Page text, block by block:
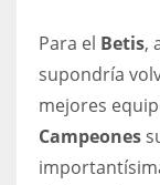
Para el Betis,
supondría
mejores
Campeones